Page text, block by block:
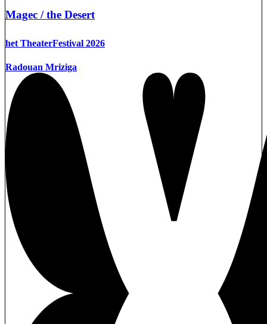
Magec / the Desert
het TheaterFestival 2026
Radouan Mriziga